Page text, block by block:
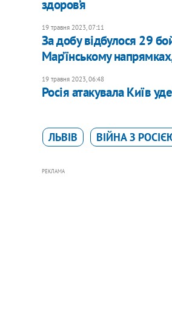
здоров’я
19 травня 2023, 07:11
​За добу відбулося 29
Мар’їнському
19 травня 2023, 06:48
Росія атакувала Київ
ЛЬВІВ ВІЙНА З
РЕКЛАМА